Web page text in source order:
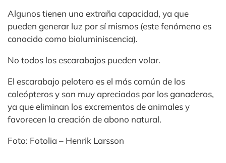
Algunos tienen una extraña capacidad, ya que
pueden generar luz por sí mismos (este fenómeno es
conocido como bioluminiscencia).
No todos los escarabajos pueden volar.
El escarabajo pelotero es el más común de los
coleópteros y son muy apreciados por los ganaderos,
ya que eliminan los excrementos de animales y
favorecen la creación de abono natural.
Foto: Fotolia – Henrik Larsson